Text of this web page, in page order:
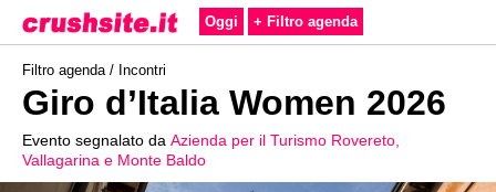
Oggi + Filtro agenda
Filtro agenda / Incontri
Giro d’Italia Women 2026
Evento segnalato da Azienda per il Turismo Rovereto,
Vallagarina e Monte Baldo